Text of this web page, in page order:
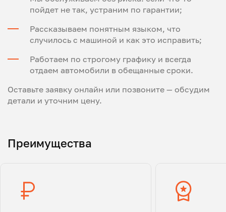
пойдет не так, устраним по гарантии;
Рассказываем понятным языком, что
случилось с машиной и как это исправить;
Работаем по строгому графику и всегда
отдаем автомобили в обещанные сроки.
Оставьте заявку онлайн или позвоните — обсудим
детали и уточним цену.
Преимущества